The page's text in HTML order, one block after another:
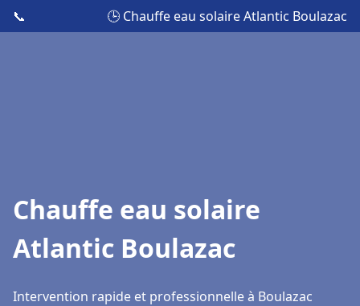
📞 🕒 Chauffe eau solaire Atlantic Boulazac
Chauffe eau solaire
Atlantic Boulazac
Intervention rapide et professionnelle à Boulazac